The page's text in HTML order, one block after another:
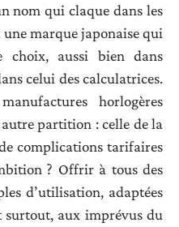
nom qui claque dans les
une marque japonaise qui
choix, aussi bien dans
celui des calculatrices.
horlogères
autre partition : celle de la
complications tarifaires
? Offrir à tous des
d’utilisation, adaptées
aux imprévus du